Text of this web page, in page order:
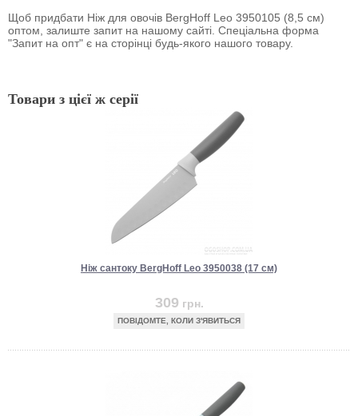
Щоб придбати Ніж для овочів BergHoff Leo 3950105 (8,5 см)
оптом, залиште запит на нашому сайті. Спеціальна форма
"Запит на опт" є на сторінці будь-якого нашого товару.
Товари з цієї ж серії
Ніж сантоку BergHoff Leo 3950038 (17 см)
309 грн.
ПОВІДОМТЕ, КОЛИ З'ЯВИТЬСЯ